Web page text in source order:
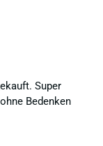
Super
Bedenken